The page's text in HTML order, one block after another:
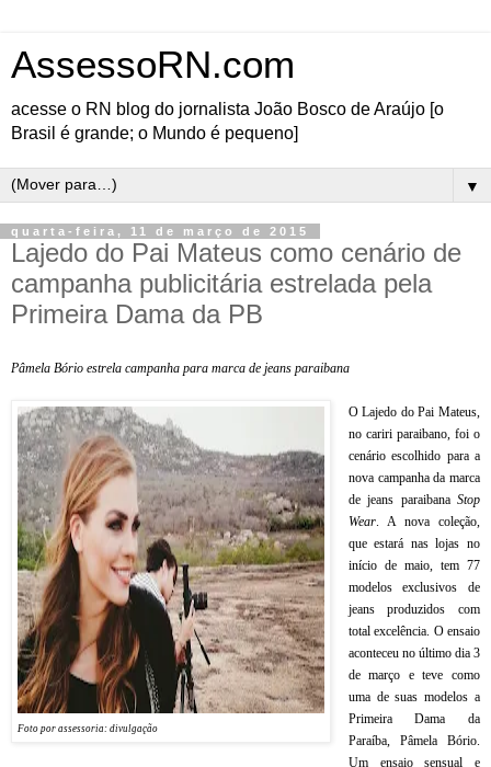
AssessoRN.com
acesse o RN blog do jornalista João Bosco de Araújo [o
Brasil é grande; o Mundo é pequeno]
▼
quarta-feira, 11 de março de 2015
Lajedo do Pai Mateus como cenário de
campanha publicitária estrelada pela
Primeira Dama da PB
Pâmela Bório estrela campanha para marca de jeans paraibana
Foto por assessoria: divulgação
O Lajedo do Pai Mateus,
no cariri paraibano, foi o
cenário escolhido para a
nova campanha da marca
de jeans paraibana Stop
Wear. A nova coleção,
que estará nas lojas no
início de maio, tem 77
modelos exclusivos de
jeans produzidos com
total excelência. O ensaio
aconteceu no último dia 3
de março e teve como
uma de suas modelos a
Primeira Dama da
Paraíba, Pâmela Bório.
Um ensaio sensual e